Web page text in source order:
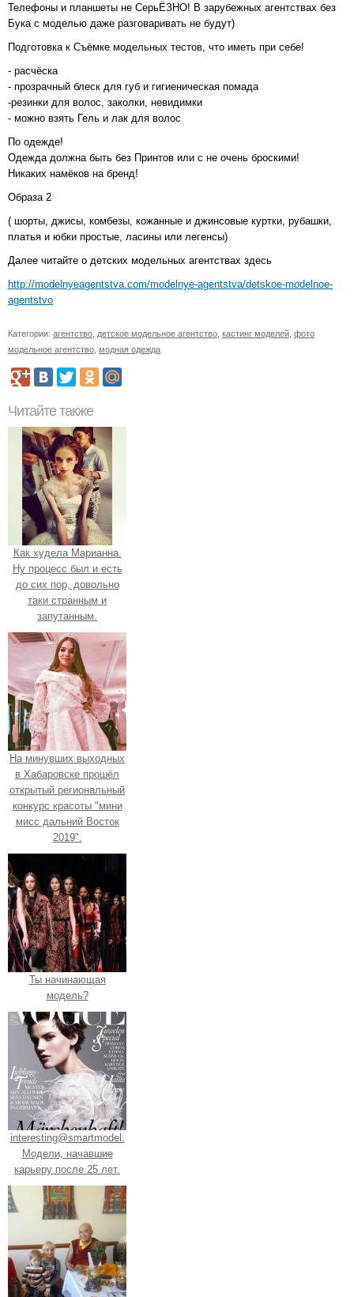
Телефоны и планшеты не СерьЁЗНО! В зарубежных агентствах без
Бука с моделью даже разговаривать не будут)
Подготовка к Съёмке модельных тестов, что иметь при себе!
- расчёска
- прозрачный блеск для губ и гигиеническая помада
-резинки для волос, заколки, невидимки
- можно взять Гель и лак для волос
По одежде!
Одежда должна быть без Принтов или с не очень броскими!
Никаких намёков на бренд!
Образа 2
( шорты, джисы, комбезы, кожанные и джинсовые куртки, рубашки,
платья и юбки простые, ласины или легенсы)
Далее читайте о детских модельных агентствах здесь
http://modelnyeagentstva.com/modelnye-agentstva/detskoe-modelnoe-
agentstvo
Категории: агентство детское модельное агентство кастинг моделей фото
модельное агентство модная одежда
Читайте также
Как худела Марианна.
Ну процесс был и есть
до сих пор, довольно
таки странным и
запутанным.
На минувших выходных
в Хабаровске прошёл
открытый региональный
конкурс красоты "мини
мисс дальний Восток
2019".
Ты начинающая
модель?
interesting@smartmodel.
Модели, начавшие
карьеру после 25 лет.